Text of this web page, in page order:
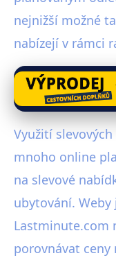
nejnižší možné
nabízejí v rámci
Využití
mnoho online
na slevové
ubytování. Weby
Lastminute.com
porovnávat